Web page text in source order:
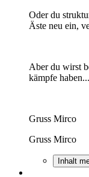
Oder du
Äste neu ein,
Aber du wirst
kämpfe haben...
Gruss Mirco
Gruss Mirco
Inhalt